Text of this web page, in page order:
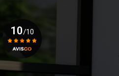
10/10
Voir le certificat